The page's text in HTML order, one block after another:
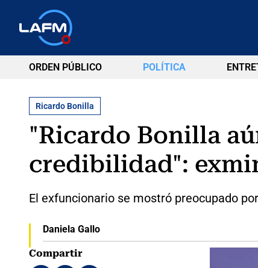
ORDEN PÚBLICO POLÍTICA
Ricardo Bonilla
"Ricardo Bonilla
credibilidad":
El exfuncionario se mostró preocupado
Daniela Gallo
Compartir